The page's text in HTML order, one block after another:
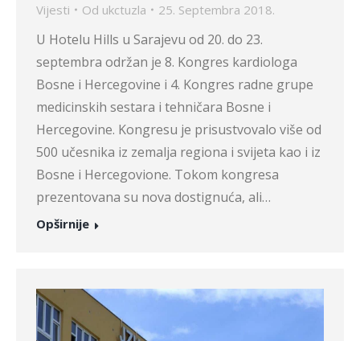
Vijesti Od ukctuzla 25. Septembra 2018.
U Hotelu Hills u Sarajevu od 20. do 23.
septembra održan je 8. Kongres kardiologa
Bosne i Hercegovine i 4. Kongres radne grupe
medicinskih sestara i tehničara Bosne i
Hercegovine. Kongresu je prisustvovalo više od
500 učesnika iz zemalja regiona i svijeta kao i iz
Bosne i Hercegovione. Tokom kongresa
prezentovana su nova dostignuća, ali…
Opširnije